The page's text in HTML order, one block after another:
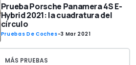
Prueba Porsche Panamera 4S E-
Hybrid 2021: la cuadratura del
círculo
Pruebas De Coches-3 Mar 2021
MÁS PRUEBAS